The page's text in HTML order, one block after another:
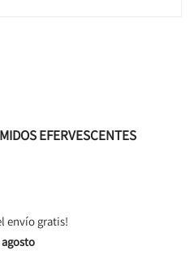
EFERVESCENTES
envío gratis!